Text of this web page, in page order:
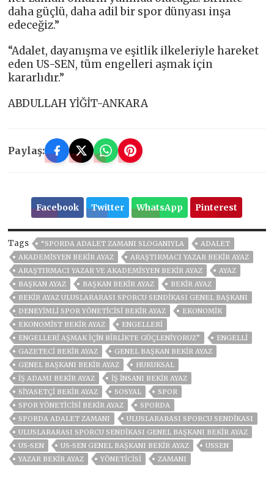
daha güçlü, daha adil bir spor dünyası inşa
edeceğiz.”
“Adalet, dayanışma ve eşitlik ilkeleriyle hareket
eden US-SEN, tüm engelleri aşmak için
kararlıdır.”
ABDULLAH YİĞİT-ANKARA
Paylaş:
Facebook Twitter WhatsApp Pinterest
Tags “SPORDA ADALET ZAMANI SLOGANIYLA
ADALET
AKADEMISYEN BEKIR AYAZ
ARAŞTIRMACI YAZAR BEKIR AYAZ
ARAŞTIRMACI YAZAR VE AKADEMISYEN BEKIR AYAZ
AYAZ
BAŞKAN AYAZ
BAŞKAN BEKIR AYAZ
BEKİR AYAZ
BEKIR AYAZ ULUSLARARASI SPORCU SENDIKASI GENEL BAŞKANI
DENEYIMLI SPOR YÖNETICISI BEKIR AYAZ
EKONOMİK
EKONOMIST BEKIR AYAZ
ENGELLERI
ENGELLERI AŞMAK İÇIN BIRLIKTE GÜÇLENIYORUZ”
ENGELLİ
GAZETECI BEKIR AYAZ
GENEL BAŞKAN BEKIR AYAZ
GENEL BAŞKANI BEKIR AYAZ
HUKUKSAL
IŞ ADAMI BEKIR AYAZ
IŞ INSANI BEKIR AYAZ
SIYASETÇI BEKIR AYAZ
SOSYAL
SPOR
SPOR YÖNETICISI BEKIR AYAZ
SPORDA
SPORDA ADALET ZAMANI
ULUSLARARASI SPORCU SENDIKASI
ULUSLARARASI SPORCU SENDIKASI GENEL BAŞKANI BEKIR AYAZ
US-SEN
US-SEN GENEL BAŞKANI BEKIR AYAZ
USSEN
YAZAR BEKIR AYAZ
YÖNETICISI ZAMANI